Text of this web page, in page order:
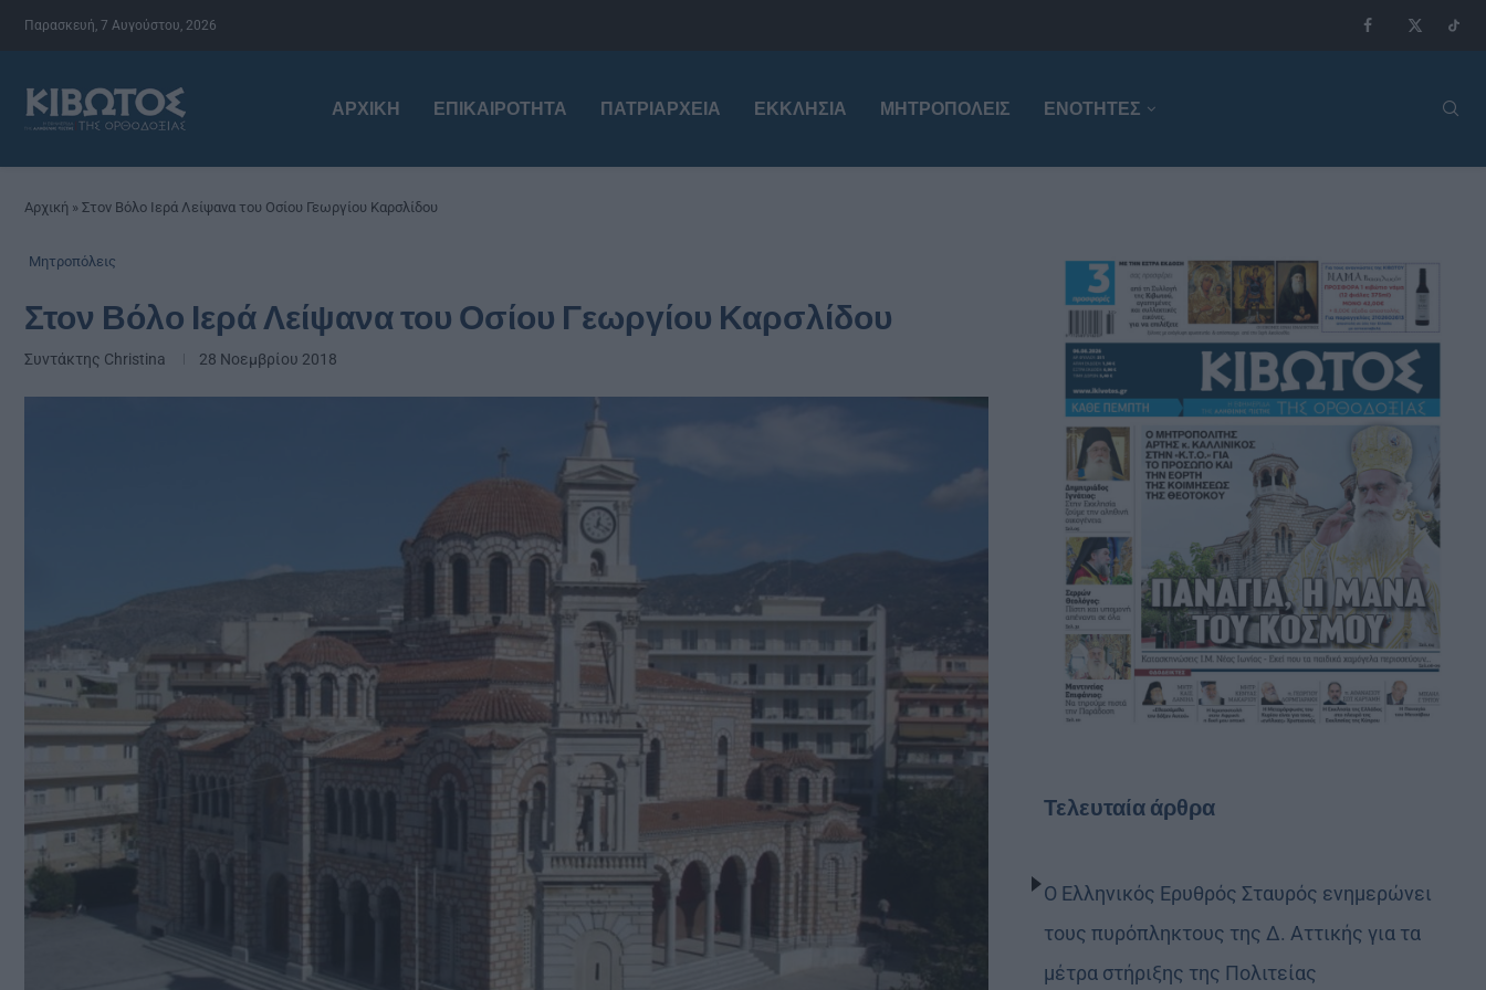
Παρασκευή, 7 Αυγούστου, 2026
ΑΡΧΙΚΉ ΕΠΙΚΑΙΡΌΤΗΤΑ ΠΑΤΡΙΑΡΧΕΊΑ ΕΚΚΛΗΣΊΑ ΜΗΤΡΟΠΌΛΕΙΣ ΕΝΟΤΗΤΕΣ
Αρχική » Στον Βόλο Ιερά Λείψανα του Οσίου Γεωργίου Καρσλίδου
Μητροπόλεις
Στον Βόλο Ιερά Λείψανα του Οσίου Γεωργίου Καρσλίδου
Συντάκτης Christina 28 Νοεμβρίου 2018
Τελευταία άρθρα
Ο Ελληνικός Ερυθρός Σταυρός ενημερώνει
τους πυρόπληκτους της Δ. Αττικής για τα
μέτρα στήριξης της Πολιτείας